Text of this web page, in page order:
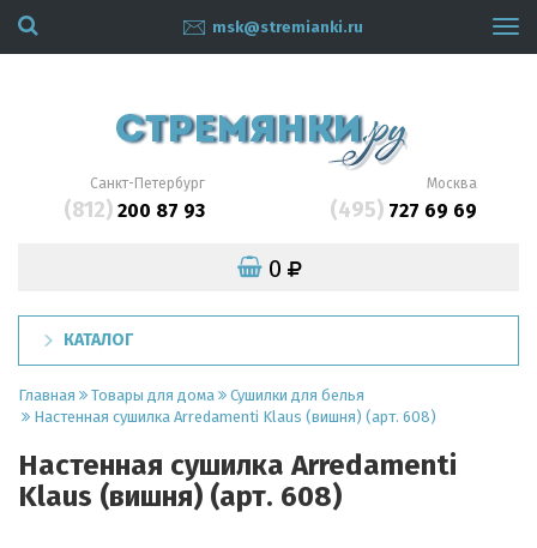
msk@stremianki.ru
Санкт-Петербург
(812) 200 87 93
Москва
(495)727 69 69
0
КАТАЛОГ
Главная Товары для дома
Сушилки для белья
Настенная сушилка Arredamenti Klaus (вишня) (арт. 608)
Настенная сушилка Arredamenti
Klaus (вишня) (арт. 608)